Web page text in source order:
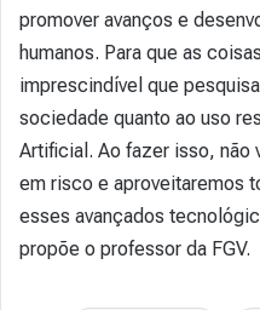
promover avanços e
humanos. Para que as
imprescindível que
sociedade quanto ao uso
Artificial. Ao fazer isso, não
em risco e aproveitaremos
esses avançados
propõe o professor da FGV.